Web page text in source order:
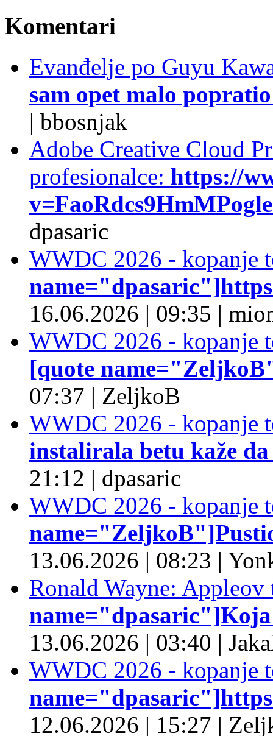
Komentari
Evanđelje po Guyu
sam opet malo
| bbosnjak
Adobe Creative Cloud
profesionalce: https://
dpasaric
WWDC 2026 - kopanje
16.06.2026 | 09:35 |
WWDC 2026 - kopanje
[quote
07:37 | ZeljkoB
WWDC 2026 - kopanje
instalirala betu kaže
21:12 | dpasaric
WWDC 2026 - kopanje
13.06.2026 | 08:23 |
Ronald Wayne:
13.06.2026 | 03:40 |
WWDC 2026 - kopanje
12.06.2026 | 15:27 |